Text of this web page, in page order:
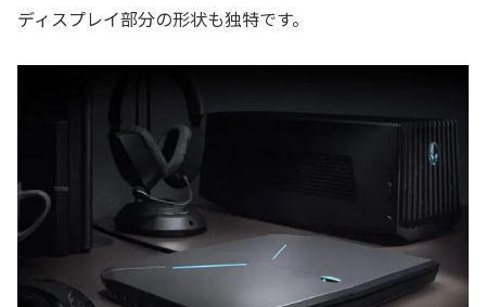
ディスプレイ部分の形状も独特です。